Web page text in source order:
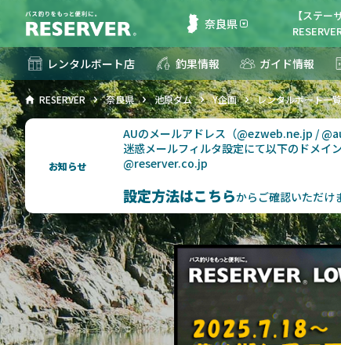
奈良県
【ステ
レンタルボート店 釣果情報 ガイド情報
RESERVER 奈良県 池原ダム Y企画 レンタルボート一覧
お知らせ
AUのメールアドレス（@ezweb.ne.jp /
迷惑メールフィルタ設定にて以下のドメイ
@reserver.co.jp
設定方法はこちらからご確認いただけ